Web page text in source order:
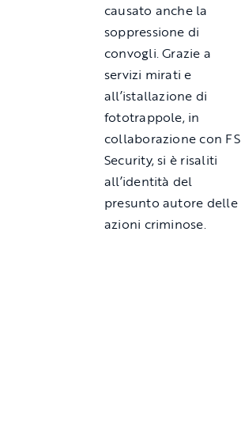
causato anche la
soppressione di
convogli. Grazie a
servizi mirati e
all’istallazione di
fototrappole, in
collaborazione con FS
Security, si è risaliti
all’identità del
presunto autore delle
azioni criminose.